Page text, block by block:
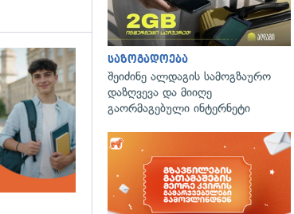
საზოგადოება
შეიძინე ალდაგის სამოგზაურო
დაზღვევა და მიიღე
გაორმაგებული ინტერნეტი